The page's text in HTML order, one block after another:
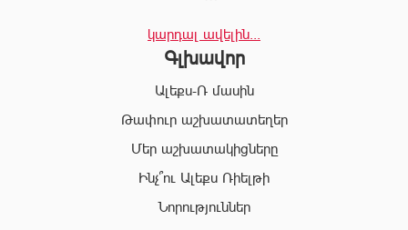
ամբողջական փաթեթ, որը թույլ է տալիս հաճախորդին
արագ իրագործել ցանկացած գործարք անշարժ գույքի
ոլորտում:
շնորհիվ՝ «Ալեքս-Ռ» ընկերության պրոֆեսիոնալ
անձնակազմը Ձեզ կօգնի իրականացնել շահավետ
գործարքներ՝ ապահովելով գործարքի գաղտնիությունը, և
զերծ մնալ գործարքի ընթացքում բարձր ռիսկերից՝
կարդալ ավելին...
Գլխավոր
Ալեքս-Ռ մասին
Թափուր աշխատատեղեր
Մեր աշխատակիցները
Ինչ՞ու Ալեքս Ռիելթի
Նորություններ